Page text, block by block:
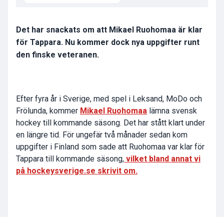
Det har snackats om att Mikael Ruohomaa är klar
för Tappara. Nu kommer dock nya uppgifter runt
den finske veteranen.
Efter fyra år i Sverige, med spel i Leksand, MoDo och
Frölunda, kommer Mikael Ruohomaa lämna svensk
hockey till kommande säsong. Det har stått klart under
en längre tid. För ungefär två månader sedan kom
uppgifter i Finland som sade att Ruohomaa var klar för
Tappara till kommande säsong, vilket bland annat vi
på hockeysverige.se skrivit om.